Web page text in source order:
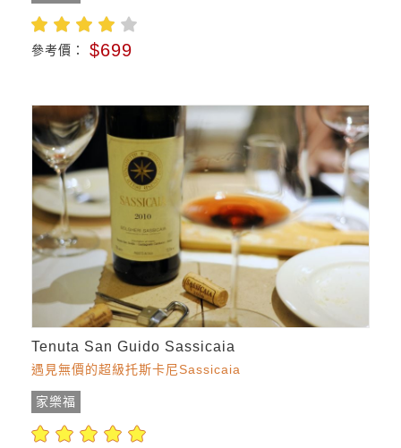
參考價： $699
Tenuta San Guido Sassicaia
遇見無價的超級托斯卡尼Sassicaia
家樂福